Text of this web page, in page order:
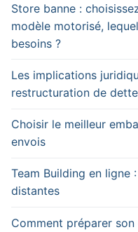
Store banne :
modèle motorisé,
besoins ?
Les implications
restructuration de
Choisir le meilleur
envois
Team Building en
distantes
Comment préparer